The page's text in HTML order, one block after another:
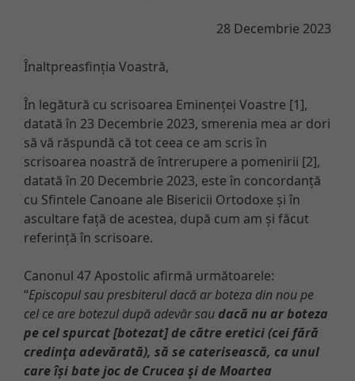
28 Decembrie 2023
Înaltpreasfinția Voastră,
În legătură cu scrisoarea Eminenței Voastre [1],
datată în 23 Decembrie 2023, smerenia mea ar dori
să vă răspundă că tot ceea ce am scris în
scrisoarea noastră de întrerupere a pomenirii [2],
datată în 20 Decembrie 2023, este în concordanță
cu Sfintele Canoane ale Bisericii Ortodoxe și în
ascultare față de acestea, după cum am și făcut
referință în scrisoare.
Canonul 47 Apostolic afirmă următoarele:
“Episcopul sau presbiterul dacă ar boteza din nou pe
cel ce are botezul după adevăr sau dacă nu ar boteza
pe cel spurcat [botezat] de către eretici (cei fără
credinţa adevărată), să se caterisească, ca unul
care își bate joc de Crucea şi de Moartea